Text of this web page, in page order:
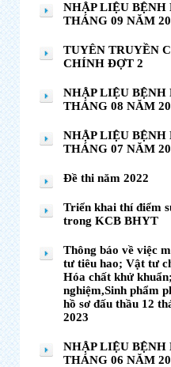
NHẬP LIỆU
THÁNG 09 NĂM
TUYÊN TRUYỀN
CHÍNH ĐỢT 2
NHẬP LIỆU
THÁNG 08 NĂM
NHẬP LIỆU
THÁNG 07 NĂM
Đề thi năm 2022
Triển khai thí điểm
trong KCB BHYT
Thông báo về việc
tư tiêu hao; Vật tư
Hóa chất khử
nghiệm,Sinh phẩm
hồ sơ đấu thầu 12
2023
NHẬP LIỆU
THÁNG 06 NĂM